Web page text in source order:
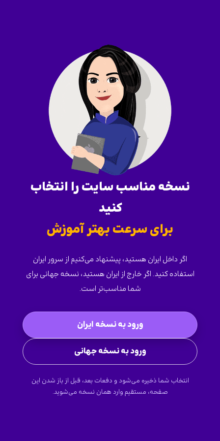
نسخه مناسب سایت را انتخاب
کنید
برای سرعت بهتر آموزش
اگر داخل ایران هستید، پیشنهاد می‌کنیم از سرور ایران
استفاده کنید. اگر خارج از ایران هستید، نسخه جهانی برای
شما مناسب‌تر است.
ورود به نسخه ایران
ورود به نسخه جهانی
انتخاب شما ذخیره می‌شود و دفعات بعد، قبل از باز شدن این
صفحه، مستقیم وارد همان نسخه می‌شوید.